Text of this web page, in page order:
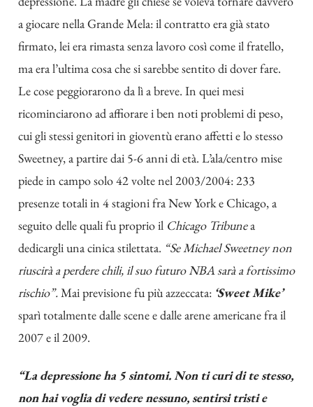
a giocare nella Grande Mela: il contratto era già stato
firmato, lei era rimasta senza lavoro così come il fratello,
ma era l’ultima cosa che si sarebbe sentito di dover fare.
Le cose peggiorarono da lì a breve. In quei mesi
ricominciarono ad affiorare i ben noti problemi di peso,
cui gli stessi genitori in gioventù erano affetti e lo stesso
Sweetney, a partire dai 5-6 anni di età. L’ala/centro mise
piede in campo solo 42 volte nel 2003/2004: 233
presenze totali in 4 stagioni fra New York e Chicago, a
seguito delle quali fu proprio il Chicago Tribunea
dedicargli una cinica stilettata. “Se Michael Sweetney non
riuscirà a perdere chili, il suo futuro NBA sarà a fortissimo
rischio”.Mai previsione fu più azzeccata: ‘Sweet Mike’
sparì totalmente dalle scene e dalle arene americane fra il
2007 e il 2009.
“La depressione ha 5 sintomi. Non ti curi di te stesso,
non hai voglia di vedere nessuno, sentirsi tristi e